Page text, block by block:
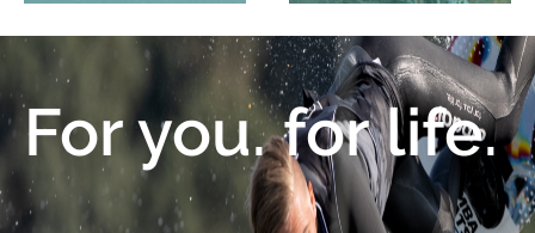
For you. for life.